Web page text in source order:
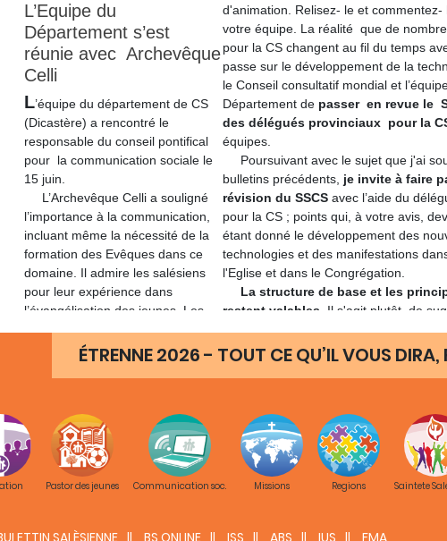
L’Equipe du
Département s’est
réunie avec Archevêque
Celli
L’équipe du département de CS
(Dicastère) a rencontré le
responsable du conseil pontifical
pour la communication sociale le
15 juin.
L’Archevêque Celli a souligné
l’importance à la communication,
incluant même la nécessité de la
formation des Evêques dans ce
domaine. Il admire les salésiens
pour leur expérience dans
l’évangélisation des jeunes. Les
l’UPS ont fait récemment une
par le Conseil Pontifical.
De leur part, le département de
CS a présenté l’Archevêque avec
le document cadre salésien SSCS
spécialement en ce qui concerne
d'animation. Relisez- le et commentez-
votre équipe. La réalité que de
pour la CS changent au fil du temps
passe sur le développement de la
le Conseil consultatif mondial et
Département de passer en revue le
des délégués provinciaux pour la
équipes.
Poursuivant avec le sujet que j'ai
bulletins précédents, je invite à faire
révision du SSCSavec l’aide du
pour la CS ; points qui, à votre avis,
étant donné le développement des
technologies et des manifestations
l'Eglise et dans le Congrégation.
La structure de base et les
restent valables.
Il s'agit plutôt de
abandonnés, modifiés ou ajoutés à
paragraphes et les titres du document.
pour toute la Congrégation.
Je serai reconnaissant pour votre
que votre équipe, et je suis sûr que
province vous serez les premier à
au sein de l'équipe du Département (en
ÉTRENNE 2026 - TOUT CE QU’IL VOUS DIRA,
Pastor des jeunes Communication soc. Missions Regions Saintete